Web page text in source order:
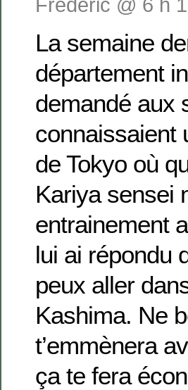
Frédéric @ 6 h
La semaine
département
demandé aux
connaissaient
de Tokyo où
Kariya sensei
entrainement
lui ai répondu
peux aller
Kashima. Ne
t’emmènera
ça te fera